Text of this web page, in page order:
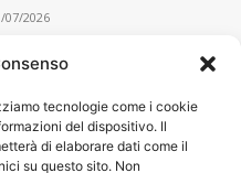
tecnologie come i cookie
del dispositivo. Il
di elaborare dati come il
su questo sito. Non
07/2026
13501
7305